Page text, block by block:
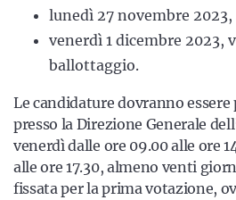
lunedì 27 novembre
venerdì 1 dicembre 2023,
ballottaggio.
Le candidature dovranno essere
presso la Direzione Generale
venerdì dalle ore 09.00 alle ore
alle ore 17.30, almeno venti
fissata per la prima votazione,